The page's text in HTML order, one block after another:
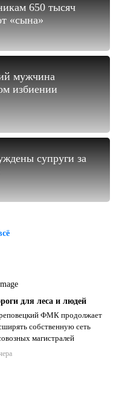
650 тысяч
«сына»
мужчина
избиении
супруги за
для леса и людей
ФМК продолжает
собственную сеть
магистралей